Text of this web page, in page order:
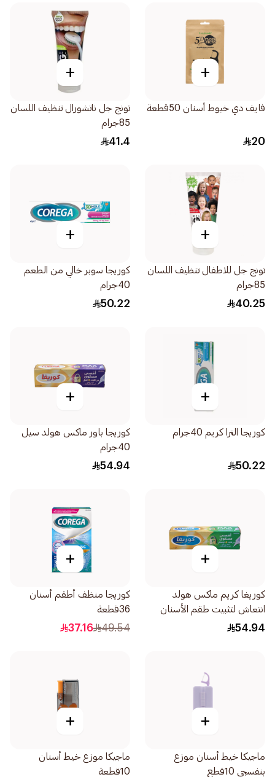
+
فايف دي خيوط أسنان 50قطعة
20
+
تونج جل ناتشورال تنظيف اللسان
85جرام
41.4
+
تونج جل للاطفال تنظيف اللسان
85جرام
40.25
+
كوريجا سوبر خالي من الطعم
40جرام
50.22
+
كوريجا الترا كريم 40جرام
50.22
+
كوريجا باور ماكس هولد سيل
40جرام
54.94
+
كوريغا كريم ماكس هولد
انتعاش لتثبيت طقم الأسنان
40جرام
54.94
+
كوريجا منظف أطقم أسنان
36قطعة
49.54
37.16
+
ماجيكا خيط أسنان موزع
بنفسجي 10قطع
+
ماجيكا موزع خيط أسنان
10قطعة